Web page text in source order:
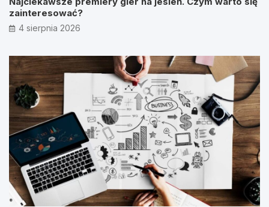
zainteresować?
4 sierpnia 2026